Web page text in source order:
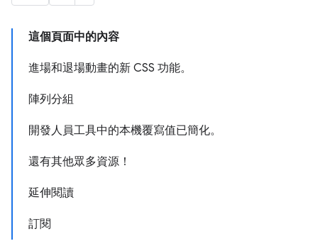
這個頁面中的內容
進場和退場動畫的新 CSS 功能。
陣列分組
開發人員工具中的本機覆寫值已簡化。
還有其他眾多資源！
延伸閱讀
訂閱